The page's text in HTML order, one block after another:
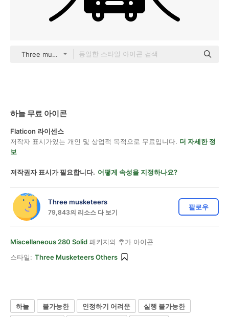
Three musketeers Others
하늘 무료 아이콘
Flaticon 라이센스
저작자 표시가있는 개인 및 상업적 목적으로 무료입니다. 더 자세한 정
보
저작권자 표시가 필요합니다. 어떻게 속성을 지정하나요?
Three musketeers
79,843의 리소스 다 보기
팔로우
Miscellaneous 280 Solid 패키지의 추가 아이콘
스타일: Three Musketeers Others
하늘 불가능한 인정하기 어려운
실행 불가능한